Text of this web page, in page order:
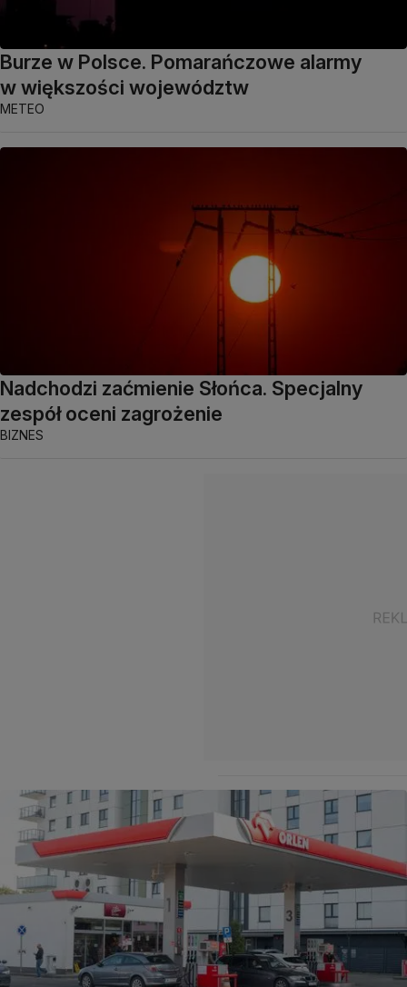
Burze w Polsce. Pomarańczowe alarmy
w większości województw
METEO
Nadchodzi zaćmienie Słońca. Specjalny
zespół oceni zagrożenie
BIZNES